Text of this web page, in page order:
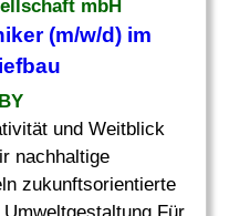
mbH
(m/w/d) im
und Weitblick
nachhaltige
zukunftsorientierte